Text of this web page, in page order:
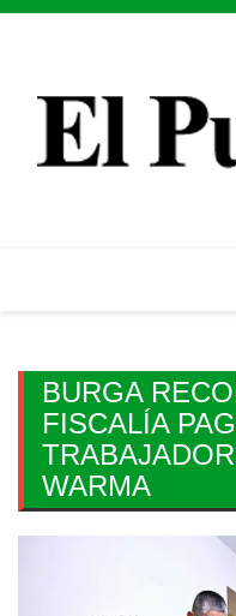
Skip
BURGA
FISCALÍA
WARMA